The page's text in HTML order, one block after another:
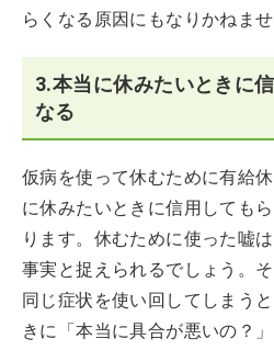
らくなる原因にもなりかねませ
3.本当に休みたいときに
なる
仮病を使って休むために有給
に休みたいときに信用しても
ります。休むために使った嘘
事実と捉えられるでしょう。
同じ症状を使い回してしまう
きに「本当に具合が悪いの？